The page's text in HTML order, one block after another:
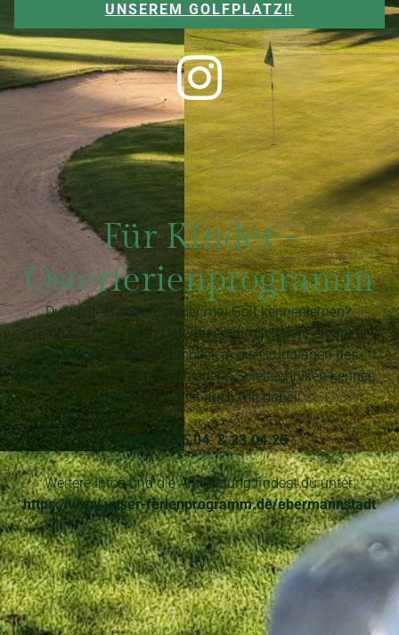
UNSEREM GOLFPLATZ‼️
Für Kinder -
Osterferienprogramm
Du wolltest schon immer mal Golf kennenlernen?
Dann hast du in den Osterferien die Gelegenheit dazu!
Du bekommst einen Einblick in die Grundlagen des
Golfsports und lernst verschiedene Spieltechniken kennen.
Und viel Spaß ist auch mit dabei!
Termine: 16.04. & 23.04.25
Weitere Infos und die Anmeldung findest du unter:
https://www.unser-ferienprogramm.de/ebermannstadt